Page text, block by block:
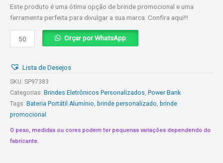
Este produto é uma ótima opção de brinde promocional e uma
ferramenta perfeita para divulgar a sua marca. Confira aqui!!!
Portátil
97383
quantidade
Orçar por WhatsApp
Lista de Desejos
SKU: SP97383
Categorias: Brindes Eletrônicos Personalizados, Power Bank
Tags: Bateria Portátil Alumínio, brinde personalizado, brinde
promocional
O peso, medidas ou cores podem ter pequenas variações dependendo do
fabricante.